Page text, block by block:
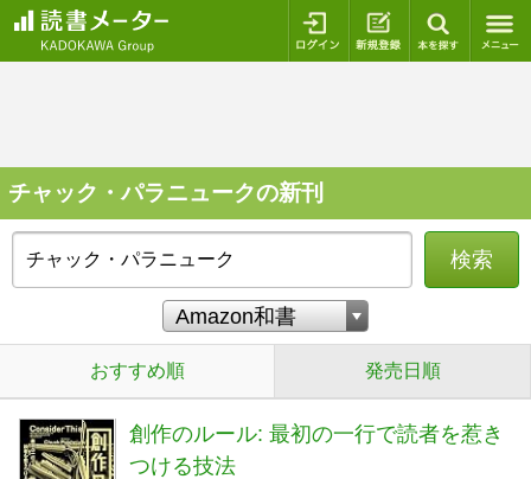
ログイン 新規登録
チャック・パラニュークの新刊
検索
おすすめ順 発売日順
創作のルール: 最初の一行で読者を惹き
つける技法